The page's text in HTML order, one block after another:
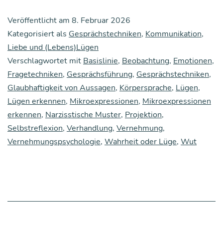
sio­
Kör­
per­
spra­
che
und
das
der
Veröffentlicht am 8. Februar 2026
Kategorisiert als Gesprächstechniken, Kommunikation,
Liebe und (Lebens)Lügen
Verschlagwortet mit Basislinie, Beobachtung, Emotionen,
Fragetechniken, Gesprächsführung, Gesprächstechniken,
Glaubhaftigkeit von Aussagen, Körpersprache, Lügen,
Lügen erkennen, Mikroexpressionen, Mikroexpressionen
erkennen, Narzisstische Muster, Projektion,
Selbstreflexion, Verhandlung, Vernehmung,
Vernehmungspsychologie, Wahrheit oder Lüge, Wut